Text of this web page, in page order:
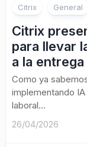
Citrix General
Citrix
para llevar
a la
Como ya
implementando
laboral...
26/04/2026